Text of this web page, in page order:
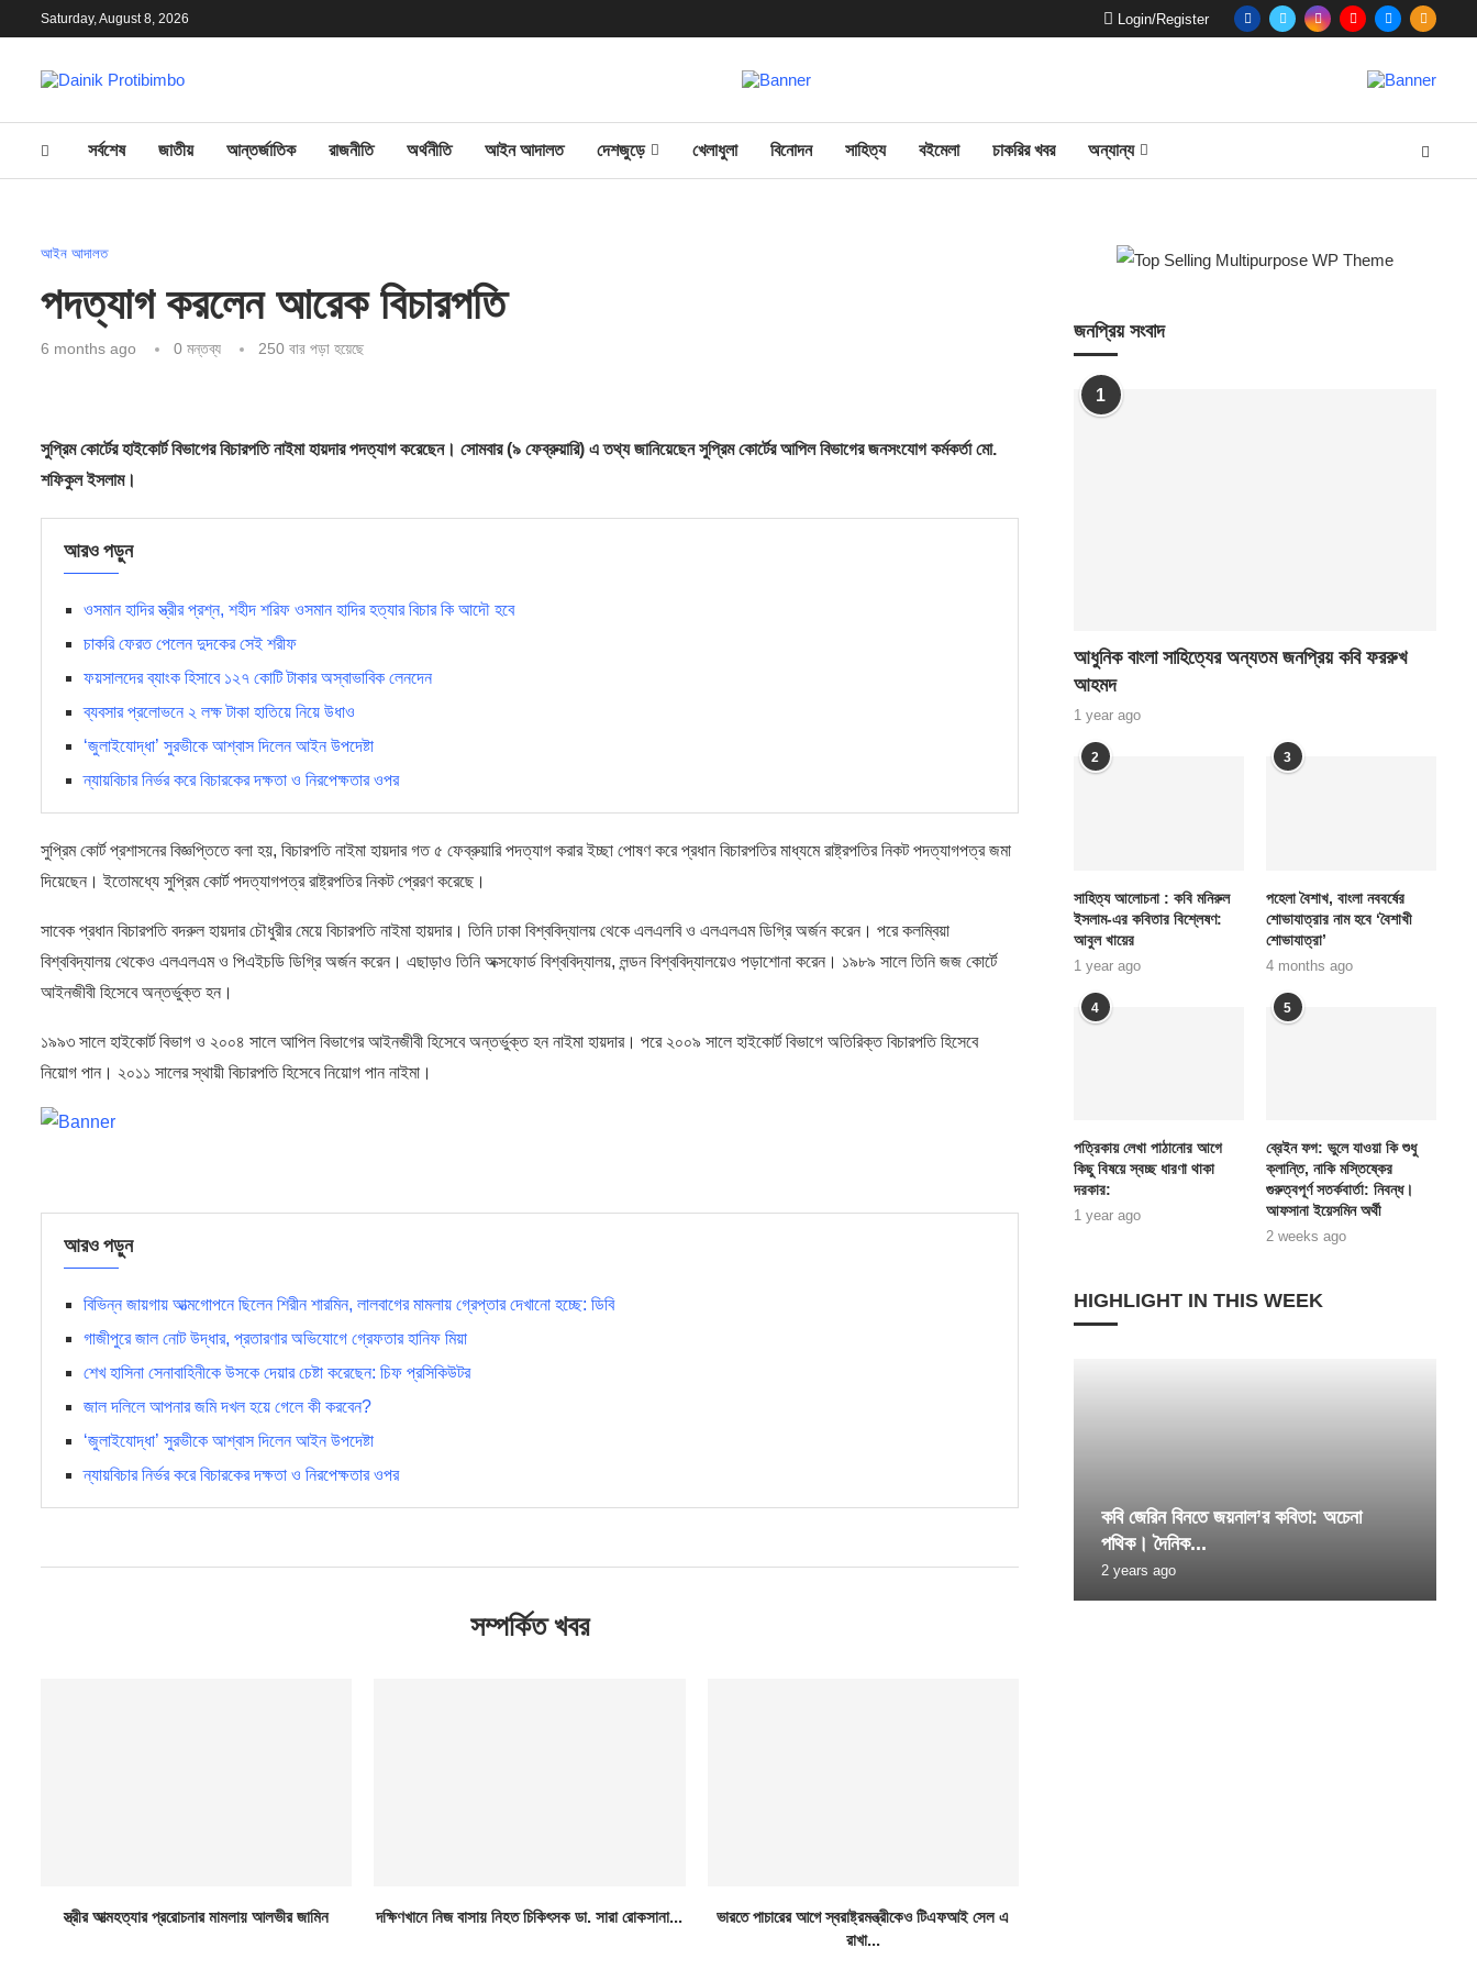
Saturday, August 8, 2026 Login/Register
সর্বশেষ জাতীয় আন্তর্জাতিক রাজনীতি অর্থনীতি আইন আদালত দেশজুড়ে খেলাধুলা বিনোদন সাহিত্য বইমেলা চাকরির খবর অন্যান্য
আইন আদালত
পদত্যাগ করলেন আরেক বিচারপতি
6 months ago 0 মন্তব্য 250 বার পড়া হয়েছে
সুপ্রিম কোর্টের হাইকোর্ট বিভাগের বিচারপতি নাইমা হায়দার পদত্যাগ করেছেন। সোমবার (৯ ফেব্রুয়ারি) এ তথ্য জানিয়েছেন সুপ্রিম কোর্টের আপিল বিভাগের জনসংযোগ কর্মকর্তা মো.
শফিকুল ইসলাম।
আরও পড়ুন
ওসমান হাদির স্ত্রীর প্রশ্ন, শহীদ শরিফ ওসমান হাদির হত্যার বিচার কি আদৌ হবে
চাকরি ফেরত পেলেন দুদকের সেই শরীফ
ফয়সালদের ব্যাংক হিসাবে ১২৭ কোটি টাকার অস্বাভাবিক লেনদেন
ব্যবসার প্রলোভনে ২ লক্ষ টাকা হাতিয়ে নিয়ে উধাও
‘জুলাইযোদ্ধা’ সুরভীকে আশ্বাস দিলেন আইন উপদেষ্টা
ন্যায়বিচার নির্ভর করে বিচারকের দক্ষতা ও নিরপেক্ষতার ওপর
সুপ্রিম কোর্ট প্রশাসনের বিজ্ঞপ্তিতে বলা হয়, বিচারপতি নাইমা হায়দার গত ৫ ফেব্রুয়ারি পদত্যাগ করার ইচ্ছা পোষণ করে প্রধান বিচারপতির মাধ্যমে রাষ্ট্রপতির নিকট পদত্যাগপত্র জমা
দিয়েছেন। ইতোমধ্যে সুপ্রিম কোর্ট পদত্যাগপত্র রাষ্ট্রপতির নিকট প্রেরণ করেছে।
সাবেক প্রধান বিচারপতি বদরুল হায়দার চৌধুরীর মেয়ে বিচারপতি নাইমা হায়দার। তিনি ঢাকা বিশ্ববিদ্যালয় থেকে এলএলবি ও এলএলএম ডিগ্রি অর্জন করেন। পরে কলম্বিয়া
বিশ্ববিদ্যালয় থেকেও এলএলএম ও পিএইচডি ডিগ্রি অর্জন করেন। এছাড়াও তিনি অক্সফোর্ড বিশ্ববিদ্যালয়, লন্ডন বিশ্ববিদ্যালয়েও পড়াশোনা করেন। ১৯৮৯ সালে তিনি জজ কোর্টে
আইনজীবী হিসেবে অন্তর্ভুক্ত হন।
১৯৯৩ সালে হাইকোর্ট বিভাগ ও ২০০৪ সালে আপিল বিভাগের আইনজীবী হিসেবে অন্তর্ভুক্ত হন নাইমা হায়দার। পরে ২০০৯ সালে হাইকোর্ট বিভাগে অতিরিক্ত বিচারপতি হিসেবে
নিয়োগ পান। ২০১১ সালের স্থায়ী বিচারপতি হিসেবে নিয়োগ পান নাইমা।
আরও পড়ুন
বিভিন্ন জায়গায় আত্মগোপনে ছিলেন শিরীন শারমিন, লালবাগের মামলায় গ্রেপ্তার দেখানো হচ্ছে: ডিবি
গাজীপুরে জাল নোট উদ্ধার, প্রতারণার অভিযোগে গ্রেফতার হানিফ মিয়া
শেখ হাসিনা সেনাবাহিনীকে উসকে দেয়ার চেষ্টা করেছেন: চিফ প্রসিকিউটর
জাল দলিলে আপনার জমি দখল হয়ে গেলে কী করবেন?
‘জুলাইযোদ্ধা’ সুরভীকে আশ্বাস দিলেন আইন উপদেষ্টা
ন্যায়বিচার নির্ভর করে বিচারকের দক্ষতা ও নিরপেক্ষতার ওপর
সম্পর্কিত খবর
স্ত্রীর আত্মহত্যার প্ররোচনার মামলায় আলভীর জামিন দক্ষিণখানে নিজ বাসায় নিহত চিকিৎসক ডা. সারা রোকসানা...
ভারতে পাচারের আগে স্বরাষ্ট্রমন্ত্রীকেও টিএফআই সেল এ
রাখা...
জনপ্রিয় সংবাদ
1
আধুনিক বাংলা সাহিত্যের অন্যতম জনপ্রিয় কবি ফররুখ
আহমদ
1 year ago
2
সাহিত্য আলোচনা : কবি মনিরুল
ইসলাম-এর কবিতার বিশ্লেষণ:
আবুল খায়ের
1 year ago
3
পহেলা বৈশাখ, বাংলা নববর্ষের
শোভাযাত্রার নাম হবে ‘বৈশাখী
শোভাযাত্রা’
4 months ago
4
পত্রিকায় লেখা পাঠানোর আগে
কিছু বিষয়ে স্বচ্ছ ধারণা থাকা
দরকার:
1 year ago
5
ব্রেইন ফগ: ভুলে যাওয়া কি শুধু
ক্লান্তি, নাকি মস্তিষ্কের
গুরুত্বপূর্ণ সতর্কবার্তা: নিবন্ধ।
আফসানা ইয়েসমিন অর্থী
2 weeks ago
HIGHLIGHT IN THIS WEEK
কবি জেরিন বিনতে জয়নাল’র কবিতা: অচেনা
পথিক। দৈনিক...
2 years ago